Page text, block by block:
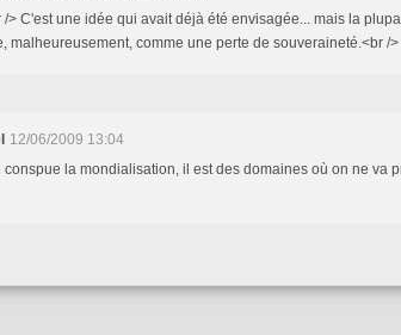
/> C'est une idée qui avait déjà été envisagée... mais la
malheureusement, comme une perte de souveraineté.<br />
12/06/2009 13:04
conspue la mondialisation, il est des domaines où on ne va